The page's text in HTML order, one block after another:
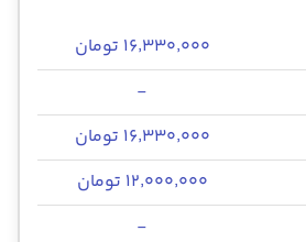
۱۶٬۳۳۰٬۰۰۰ تومان
-
۱۶٬۳۳۰٬۰۰۰ تومان
۱۲٬۰۰۰٬۰۰۰ تومان
-